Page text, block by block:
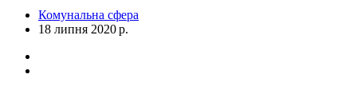
Комунальна сфера
18 липня 2020 р.